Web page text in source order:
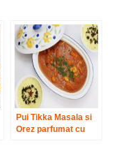
Pui Tikka Masala si
Orez parfumat cu